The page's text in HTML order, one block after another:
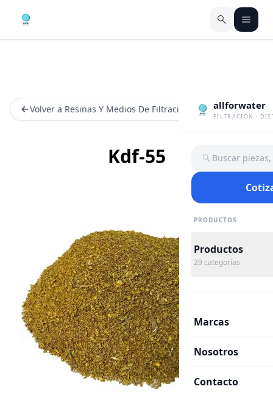
allforwater
FILTRACIÓN ·
Buscar
PRODUCTOS
Productos
29 categorías
Marcas
Nosotros
Contacto
Volver a Resinas Y Medios De Filtracion
Kdf-55